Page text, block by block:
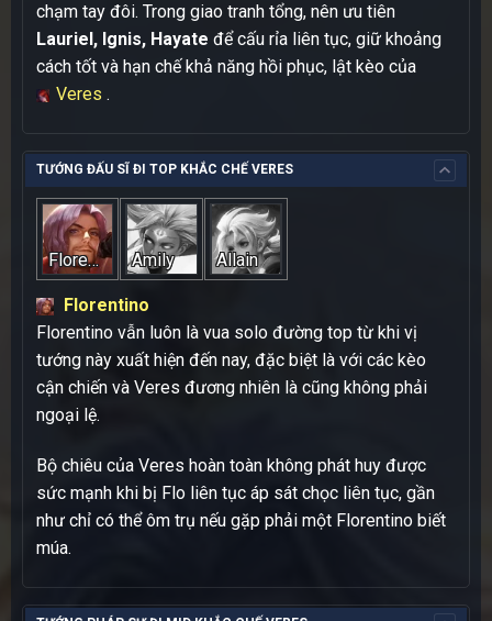
chạm tay đôi. Trong giao tranh tổng, nên ưu tiên
Lauriel, Ignis, Hayate để cấu rỉa liên tục, giữ khoảng
cách tốt và hạn chế khả năng hồi phục, lật kèo của
Veres .
TƯỚNG ĐẤU SĨ ĐI TOP KHẮC CHẾ VERES
Florentino Amily Allain
Florentino
Florentino vẫn luôn là vua solo đường top từ khi vị
tướng này xuất hiện đến nay, đặc biệt là với các kèo
cận chiến và Veres đương nhiên là cũng không phải
ngoại lệ.
Bộ chiêu của Veres hoàn toàn không phát huy được
sức mạnh khi bị Flo liên tục áp sát chọc liên tục, gần
như chỉ có thể ôm trụ nếu gặp phải một Florentino biết
múa.